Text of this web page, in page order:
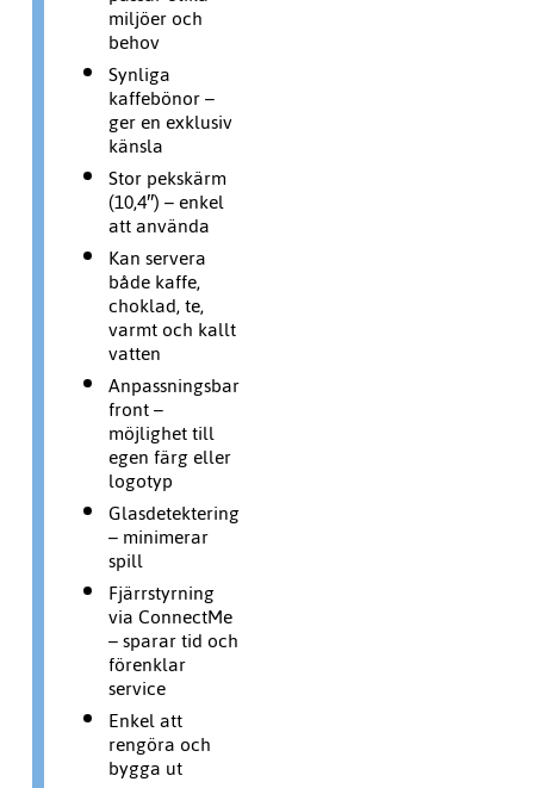
miljöer och
behov
Synliga
kaffebönor –
ger en exklusiv
känsla
Stor pekskärm
(10,4″) – enkel
att använda
Kan servera
både kaffe,
choklad, te,
varmt och kallt
vatten
Anpassningsbar
front –
möjlighet till
egen färg eller
logotyp
Glasdetektering
– minimerar
spill
Fjärrstyrning
via ConnectMe
– sparar tid och
förenklar
service
Enkel att
rengöra och
bygga ut